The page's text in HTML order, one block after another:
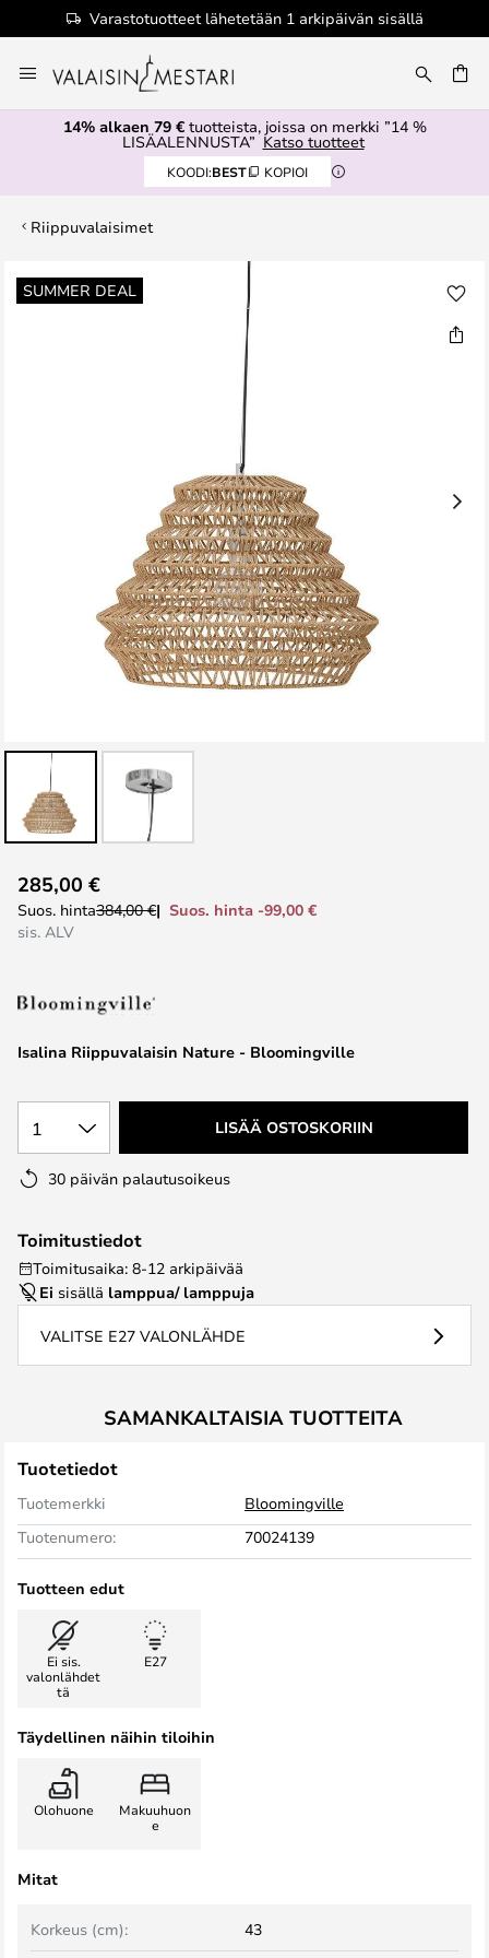
Varastotuotteet lähetetään 1 arkipäivän sisällä
to
Content
14% alkaen 79 €tuotteista, joissa on merkki ”14 %
LISÄALENNUSTA” Katso tuotteet
KOODI:BEST KOPIOI
Riippuvalaisimet
SUMMER DEAL
Skip
to
to
the
the
gallery
Isalina Riippuvalaisin Nature - Bloomingville
285,00 €
Suos. hinta384,00 €
Suos. hinta -99,00 €
sis. ALV
1 LISÄÄ OSTOSKORIIN
30 päivän palautusoikeus
Toimitustiedot
Toimitusaika: 8-12 arkipäivää
Ei sisällä lamppua/ lamppuja
VALITSE E27 VALONLÄHDE
SAMANKALTAISIA TUOTTEITA
Tuotetiedot
Tuotemerkki
Bloomingville
Tuotenumero:
70024139
Tuotteen edut
Ei sis.
valonlähdet
tä
E27
Täydellinen näihin tiloihin
Olohuone
Makuuhuon
e
Mitat
Korkeus (cm):
43